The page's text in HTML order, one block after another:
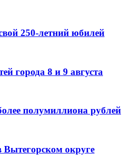
250-летний юбилей
города 8 и 9 августа
полумиллиона рублей
округе